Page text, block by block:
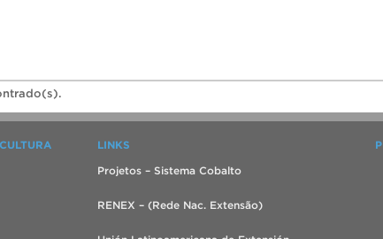
LINKS
Projetos – Sistema Cobalto
RENEX – (Rede Nac. Extensão)